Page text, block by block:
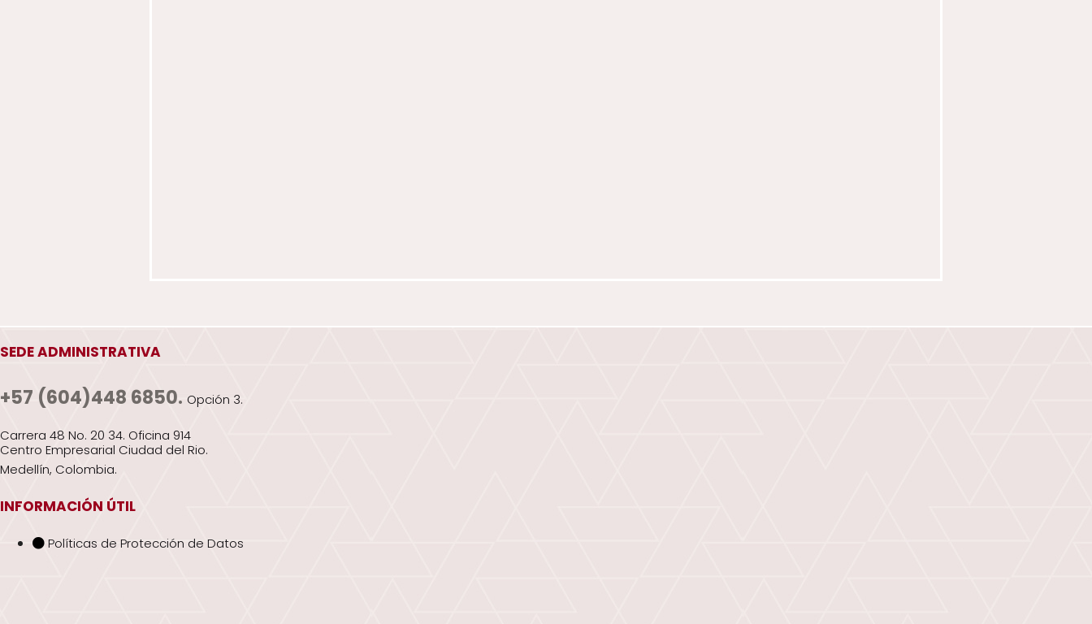
SEDE ADMINISTRATIVA
+57 (604)448 6850. Opción 3.
Carrera 48 No. 20 34. Oficina 914
Centro Empresarial Ciudad del Rio.
Medellín, Colombia.
INFORMACIÓN ÚTIL
Políticas de Protección de Datos